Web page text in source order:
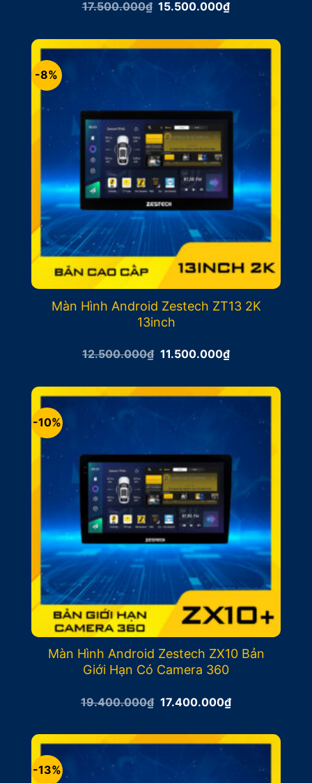
17.500.000₫ Giá
17.500.000₫.
15.500.000₫Giá
là:
15.500.000₫.
-8%
Màn Hình Android Zestech ZT13 2K
13inch
12.500.000₫ Giá
12.500.000₫.
11.500.000₫Giá
hiện
là:
11.500.000₫.
-10%
Màn Hình Android Zestech ZX10 Bản
Giới Hạn Có Camera 360
19.400.000₫ Giá
19.400.000₫.
17.400.000₫Giá
hiện
là:
17.400.000₫.
-13%